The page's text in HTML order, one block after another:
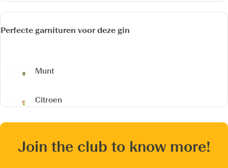
Perfecte garnituren voor deze gin
Munt
Citroen
Join the club to know more!